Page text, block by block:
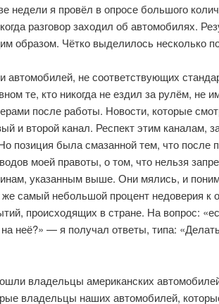
недели я провёл в опросе большого
разговор заходил об автомобилях.
образом. Чётко выделилось несколько
автомобилей, не соответствующих
те, кто никогда не ездил за рулём, не
после работы. Новости, которые
и второй канал. Респект этим каналам,
позиция была смазанной тем, что после
моей правоты, о том, что нельзя
указанным выше. Они мялись, и
самый небольшой процент недоверия к
происходящих в стране. На вопрос:
неё?» — я получал ответы, типа:
владельцы американских
владельцы наших автомобилей,